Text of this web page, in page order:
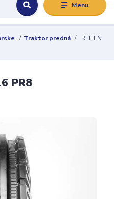
Menu
Traktor predná
REIFEN
PR8